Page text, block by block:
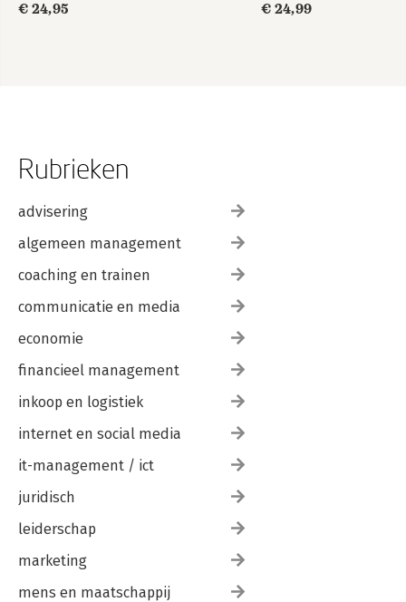
€ 24,95
€ 24,99
Rubrieken
advisering
algemeen management
coaching en trainen
communicatie en media
economie
financieel management
inkoop en logistiek
internet en social media
it-management / ict
juridisch
leiderschap
marketing
mens en maatschappij